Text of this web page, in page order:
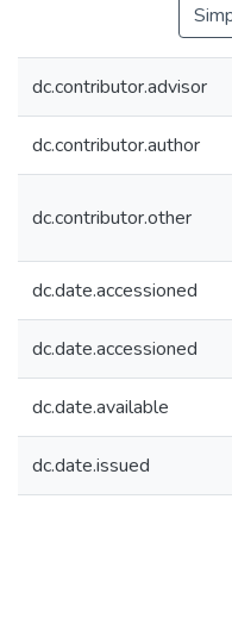
dc.contributor.advisor
dc.contributor.author
dc.contributor.other
dc.date.accessioned
dc.date.accessioned
dc.date.available
dc.date.issued